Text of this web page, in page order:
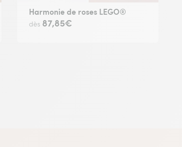
Harmonie de roses LEGO®
dès 87,85€